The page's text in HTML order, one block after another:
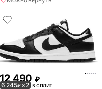
12 490 ₽
6 245₽× 2 в сплит